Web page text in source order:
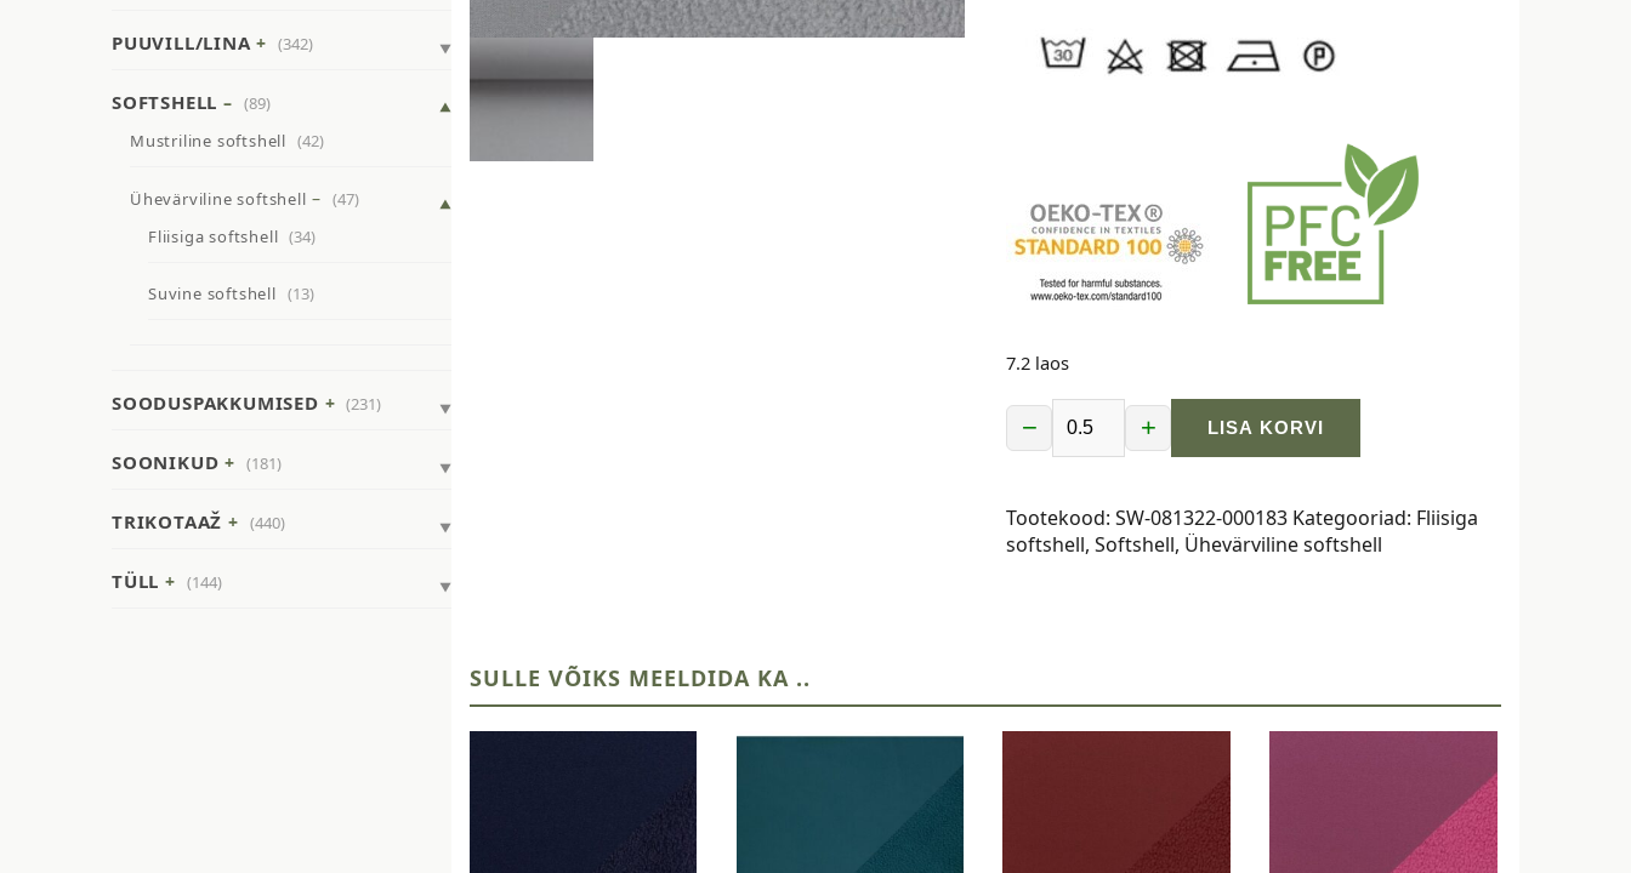
PUUVILL/LINA (342)
SOFTSHELL
(89)
Mustriline softshell (42)
Ühevärviline softshell
(47)
Fliisiga softshell (34)
Suvine softshell (13)
SOODUSPAKKUMISED (231)
SOONIKUD (181)
TRIKOTAAŽ (440)
TÜLL (144)
7.2 laos
−
Softshell
kogus
+ LISA KORVI
Tootekood: SW-081322-000183 Kategooriad: Fliisiga
softshell, Softshell, Ühevärviline softshell
SULLE VÕIKS MEELDIDA KA ..